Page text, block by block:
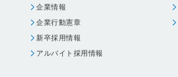
企業情報
企業行動憲章
新卒採用情報
アルバイト採用情報